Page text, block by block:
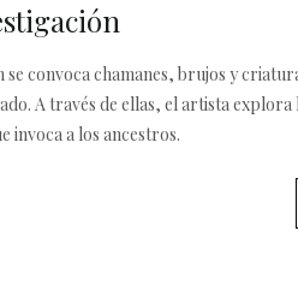
convoca chamanes, brujos y
A través de ellas, el artista
invoca a los ancestros.